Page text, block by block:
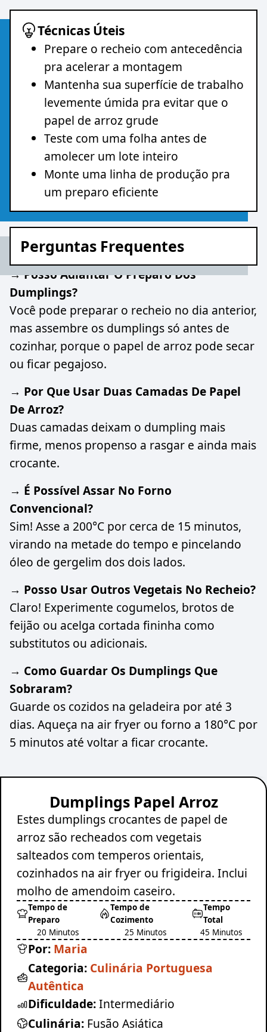
Técnicas Úteis
Prepare o recheio com antecedência
pra acelerar a montagem
Mantenha sua superfície de trabalho
levemente úmida pra evitar que o
papel de arroz grude
Teste com uma folha antes de
amolecer um lote inteiro
Monte uma linha de produção pra
um preparo eficiente
Perguntas Frequentes
→ Posso Adiantar O Preparo Dos
Dumplings?
Você pode preparar o recheio no dia anterior,
mas assembre os dumplings só antes de
cozinhar, porque o papel de arroz pode secar
ou ficar pegajoso.
→ Por Que Usar Duas Camadas De Papel
De Arroz?
Duas camadas deixam o dumpling mais
firme, menos propenso a rasgar e ainda mais
crocante.
→ É Possível Assar No Forno
Convencional?
Sim! Asse a 200°C por cerca de 15 minutos,
virando na metade do tempo e pincelando
óleo de gergelim dos dois lados.
→ Posso Usar Outros Vegetais No Recheio?
Claro! Experimente cogumelos, brotos de
feijão ou acelga cortada fininha como
substitutos ou adicionais.
→ Como Guardar Os Dumplings Que
Sobraram?
Guarde os cozidos na geladeira por até 3
dias. Aqueça na air fryer ou forno a 180°C por
5 minutos até voltar a ficar crocante.
Dumplings Papel Arroz
Estes dumplings crocantes de papel de
arroz são recheados com vegetais
salteados com temperos orientais,
cozinhados na air fryer ou frigideira. Inclui
molho de amendoim caseiro.
Tempo de
Preparo
20 Minutos
Tempo de
Cozimento
25 Minutos
Tempo
Total
45 Minutos
Por: Maria
Categoria: Culinária Portuguesa
Autêntica
Dificuldade:Intermediário
Culinária: Fusão Asiática